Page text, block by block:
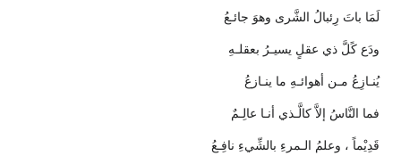
لَمَا باتَ رِئبالُ الشَّرى وهوَ جائـعُ
ودَع كًلَّ ذي عقلٍ يسيـرُ بعقلـهِ
يُنـازِعُ مـن أهوائـهِ ما ينـازعُ
فما النَّاسُ إلاَّ كالَّـذي أنـا عالِـمٌ
قَدِيْماً ، وعلمُ الـمرءِ بالشِّيءِ نافِـعُ